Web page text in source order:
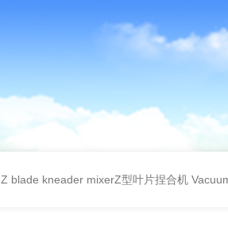
Z blade kneader mixerZ型叶片捏合机